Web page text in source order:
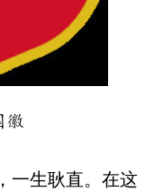
徽
一生耿直。在这